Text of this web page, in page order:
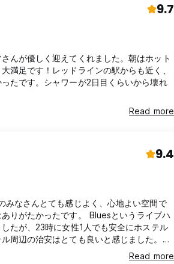
9.7
んが優しく迎えてくれました。朝はホット
満足です！レッドラインの駅からも近く、
たです。シャワーが2日目くらいから壊れ
Read more
9.4
みなさんとても感じよく、心地よい空間で
りがたかったです。 Bluesというライブハ
たが、23時に女性1人でも安全にホステル
周辺の治安はとても良いと感じました。
私は歩きましたが)、バスか電車を使うのが
Read more